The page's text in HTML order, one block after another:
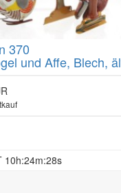
370
und Affe, Blech,
bei Affe läuft,
ca. H-
10h:24m:27s